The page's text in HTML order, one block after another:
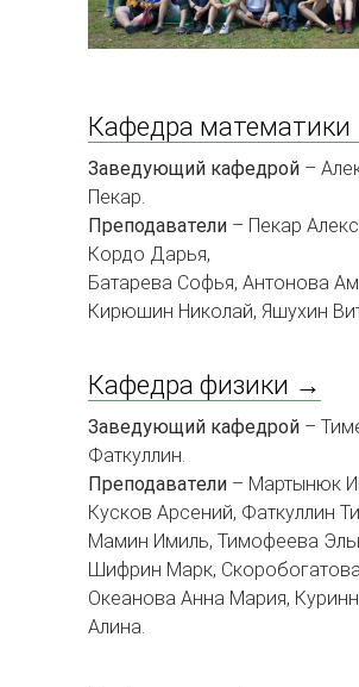
Кафедра
Заведующий кафедрой –
Пекар.
Преподаватели – Пекар
Кордо Дарья,
Батарева Софья, Антонова
Кирюшин Николай, Яшухин
Кафедра физики →
Заведующий кафедрой –
Фаткуллин.
Преподаватели – Мартынюк
Кусков Арсений, Фаткуллин
Мамин Имиль, Тимофеева
Шифрин Марк,
Океанова Анна Мария,
Алина.